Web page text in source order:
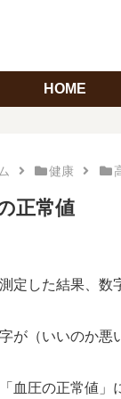
HOME
健康
正常値
定した結果、数
が（いいのか悪
血圧の正常値」